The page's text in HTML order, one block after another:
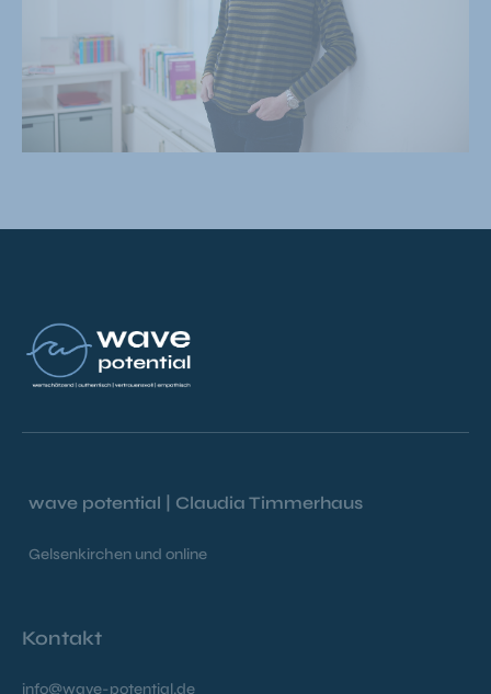
wave potential | Claudia Timmerhaus
Gelsenkirchen und online
Kontakt
info@wave-potential.de